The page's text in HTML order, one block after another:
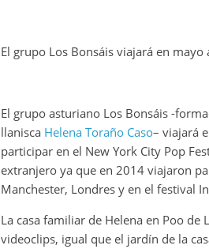
El grupo Los Bonsáis viajará en
El grupo asturiano Los Bonsáis -
llanisca Helena Toraño Caso– viajará
participar en el New York City Pop
extranjero ya que en 2014 viajaron
Manchester, Londres y en el festival
La casa familiar de Helena en Poo de
videoclips, igual que el jardín de la